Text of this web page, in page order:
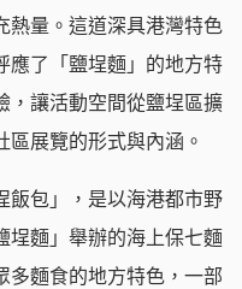
熱量。這道深具港灣特色
應了「鹽埕麵」的地方特
，讓活動空間從鹽埕區擴
展覽的形式與內涵。
飯包」，是以海港都市野
埕麵」舉辦的海上保七麵
多麵食的地方特色，一部